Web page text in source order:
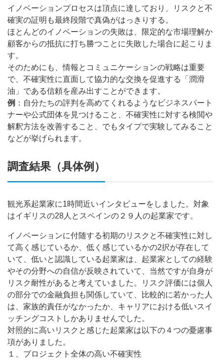
イノベーションプロセスは頂点に達しており、リスクと不
確実の証明も最終段階で真偽がはっきりする。
ほとんどのイノベーションの失敗は、限定的な市場理解か
顧客からの抵抗に打ち勝つことに失敗した場合に起こりま
す。
そのためにも、情報とコミュニケーションの戦略は重要
で、不確実性に直面して協力的な交換を促進する「潤滑
油」である信頼を産み出すことができます。
例 ：自分たちの評判を高めてくれるようなビジネスパート
ナーや公式団体を見つけること、不確実性に対する検閲や
解釈方法を改善すること、でもタイプで実験してみること
などが挙げられます。
調査結果（具体例）
観光系起業家に1時間近いインタビューをしました。対象
はイギリスの28人とスペインの２９人の起業家です。
イノベーションに付随する初期のリスクと不確実性に対し
て高く感じているか、低く感じているかの2択が存在して
いて、低いと認識している起業家は、起業家としての経験
やその分野への自信が反映されていて、当然ですが自身が
リスク耐性があると考えていました。リスク評価には個人
の部分での金融負担も関係していて、比較的に若かった人
は、家族的責任がなかったか、キャリアにおける低いスイ
ッチングコストしかありませんでした。
対照的に高いリスクと感じた起業家は以下の４つの憂慮事
項がありました。
１、プロジェクト全体の高い不確実性